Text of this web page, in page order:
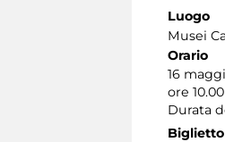
Luogo
Musei
Orario
16
ore
Durata